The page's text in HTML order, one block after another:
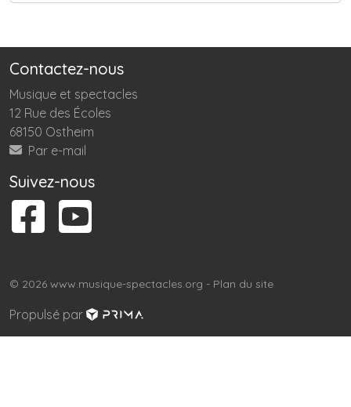
Contactez-nous
Musique et spectacles
12 Rue des Écoles
68150 Ostheim
Par e-mail
Suivez-nous
© 2026 www.musique-spectacles.org - Plan du site
Propulsé par